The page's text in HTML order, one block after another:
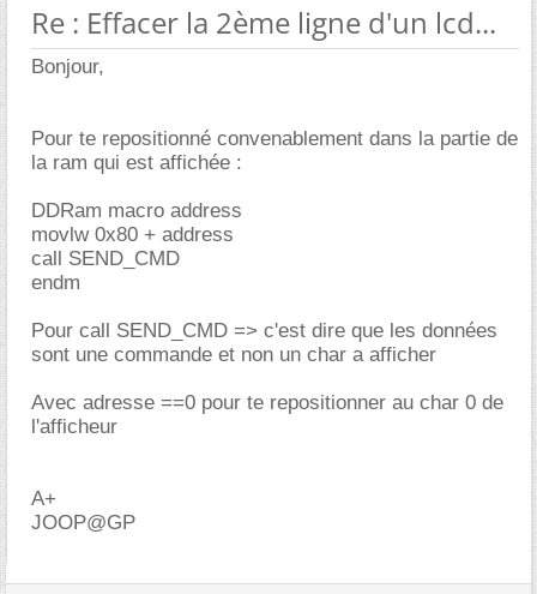
Re : Effacer la 2ème ligne d'un lcd...
Bonjour,
Pour te repositionné convenablement dans la partie de
la ram qui est affichée :
DDRam macro address
movlw 0x80 + address
call SEND_CMD
endm
Pour call SEND_CMD => c'est dire que les données
sont une commande et non un char a afficher
Avec adresse ==0 pour te repositionner au char 0 de
l'afficheur
A+
JOOP@GP